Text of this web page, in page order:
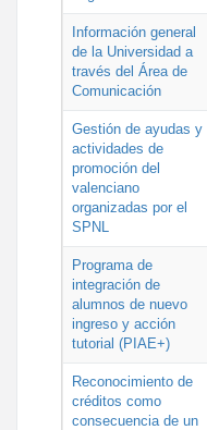
Información general
de la Universidad a
través del Área de
Comunicación
Gestión de ayudas y
actividades de
promoción del
valenciano
organizadas por el
SPNL
Programa de
integración de
alumnos de nuevo
ingreso y acción
tutorial (PIAE+)
Reconocimiento de
créditos como
consecuencia de un